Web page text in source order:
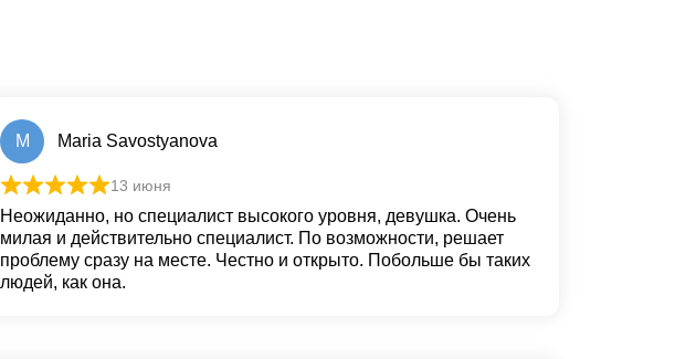
M Maria Savostyanova
13 июня
Неожиданно, но специалист высокого уровня, девушка. Очень
милая и действительно специалист. По возможности, решает
проблему сразу на месте. Честно и открыто. Побольше бы таких
людей, как она.